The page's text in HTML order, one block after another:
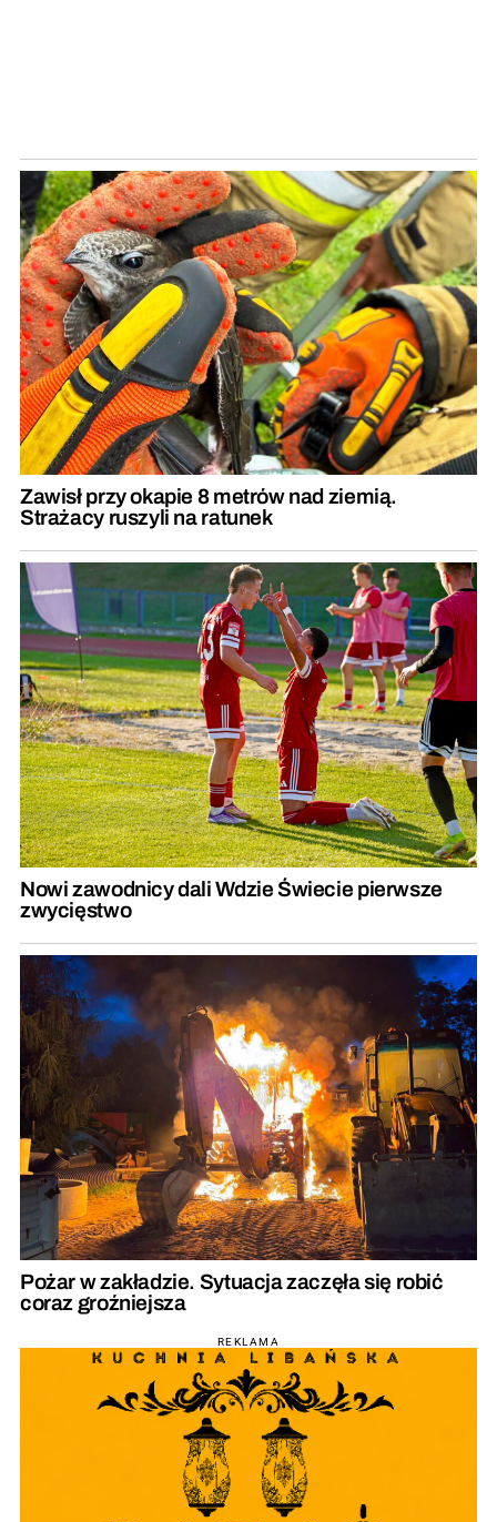
Zawisł przy okapie 8 metrów nad ziemią.
Strażacy ruszyli na ratunek
Nowi zawodnicy dali Wdzie Świecie pierwsze
zwycięstwo
Pożar w zakładzie. Sytuacja zaczęła się robić
coraz groźniejsza
REKLAMA